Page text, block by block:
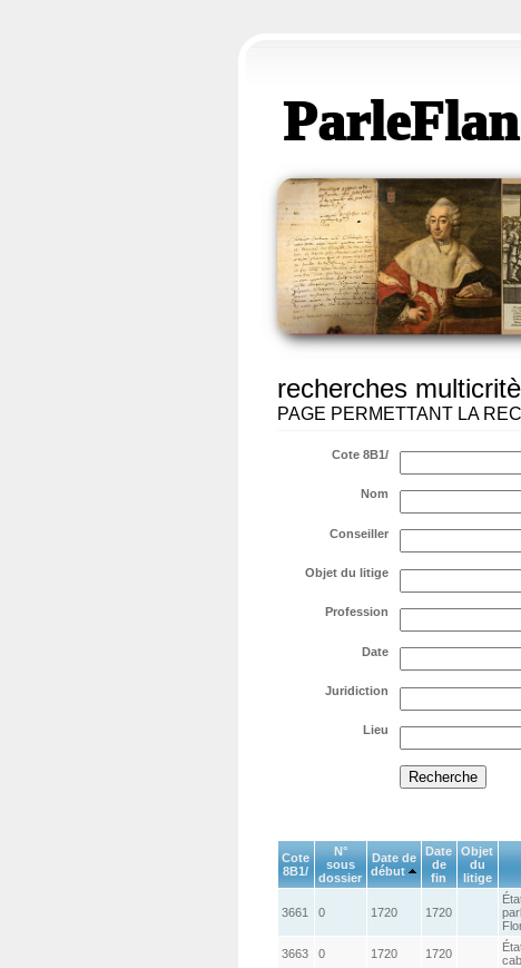
recherches
PAGE PERMETTANT LA
Cote 8B1/
Nom
Conseiller
Objet du litige
Profession
Date
Juridiction
Lieu
Cote
8B1/
N°
sous
dossier
Date de
début
Date
de
fin
Objet
du
litige
3661 0 1720 1720
3663 0 1720 1720